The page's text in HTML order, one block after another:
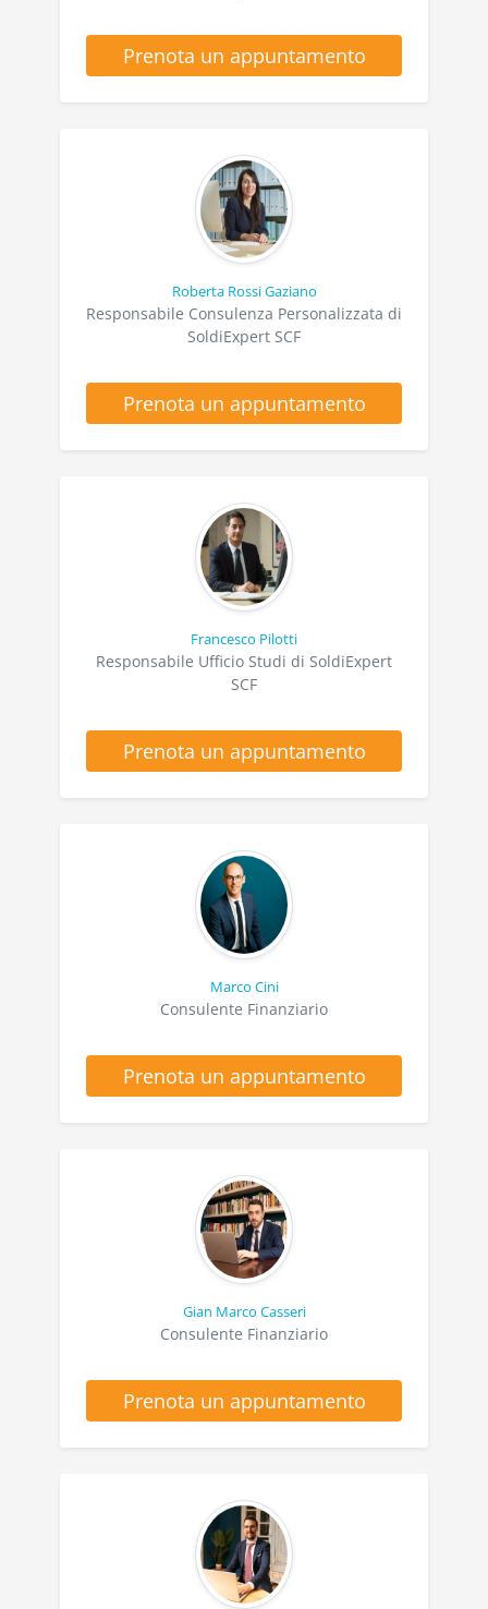
Prenota un appuntamento
Roberta Rossi Gaziano
Responsabile Consulenza Personalizzata di
SoldiExpert SCF
Prenota un appuntamento
Francesco Pilotti
Responsabile Ufficio Studi di SoldiExpert
SCF
Prenota un appuntamento
Marco Cini
Consulente Finanziario
Prenota un appuntamento
Gian Marco Casseri
Consulente Finanziario
Prenota un appuntamento